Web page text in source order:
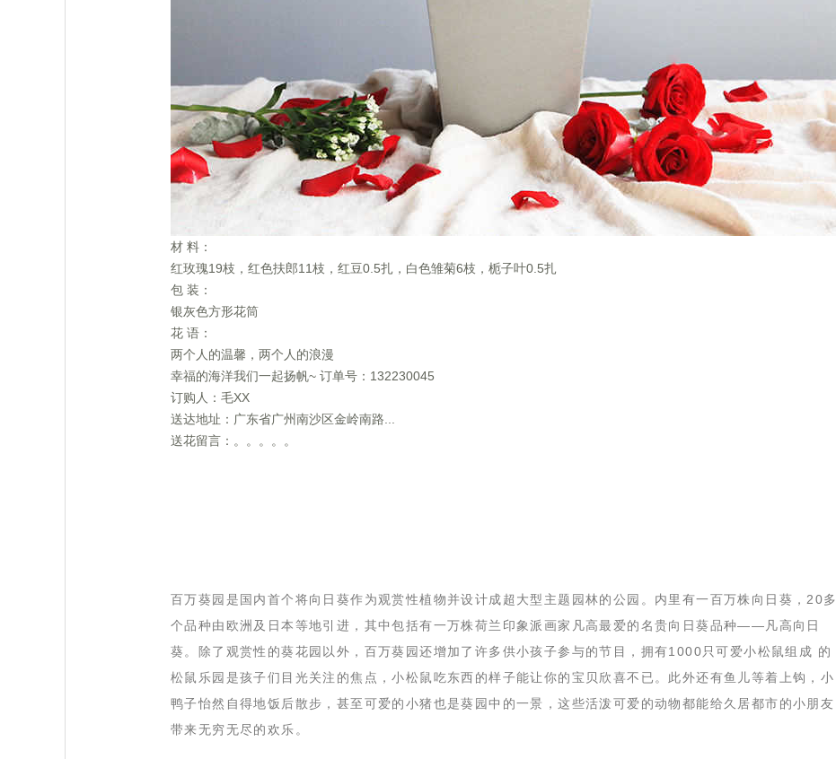
材 料：
红玫瑰19枝，红色扶郎11枝，红豆0.5扎，白色雏菊6枝，栀子叶0.5扎
包 装：
银灰色方形花筒
花 语：
两个人的温馨，两个人的浪漫
幸福的海洋我们一起扬帆~ 订单号：132230045
订购人：毛XX
送达地址：广东省广州南沙区金岭南路...
送花留言：。。。。。
百万葵园是国内首个将向日葵作为观赏性植物并设计成超大型主题园林的公园。内里有一百万株向日葵，20多
个品种由欧洲及日本等地引进，其中包括有一万株荷兰印象派画家凡高最爱的名贵向日葵品种——凡高向日
葵。除了观赏性的葵花园以外，百万葵园还增加了许多供小孩子参与的节目，拥有1000只可爱小松鼠组成 的
松鼠乐园是孩子们目光关注的焦点，小松鼠吃东西的样子能让你的宝贝欣喜不已。此外还有鱼儿等着上钩，小
鸭子怡然自得地饭后散步，甚至可爱的小猪也是葵园中的一景，这些活泼可爱的动物都能给久居都市的小朋友
带来无穷无尽的欢乐。